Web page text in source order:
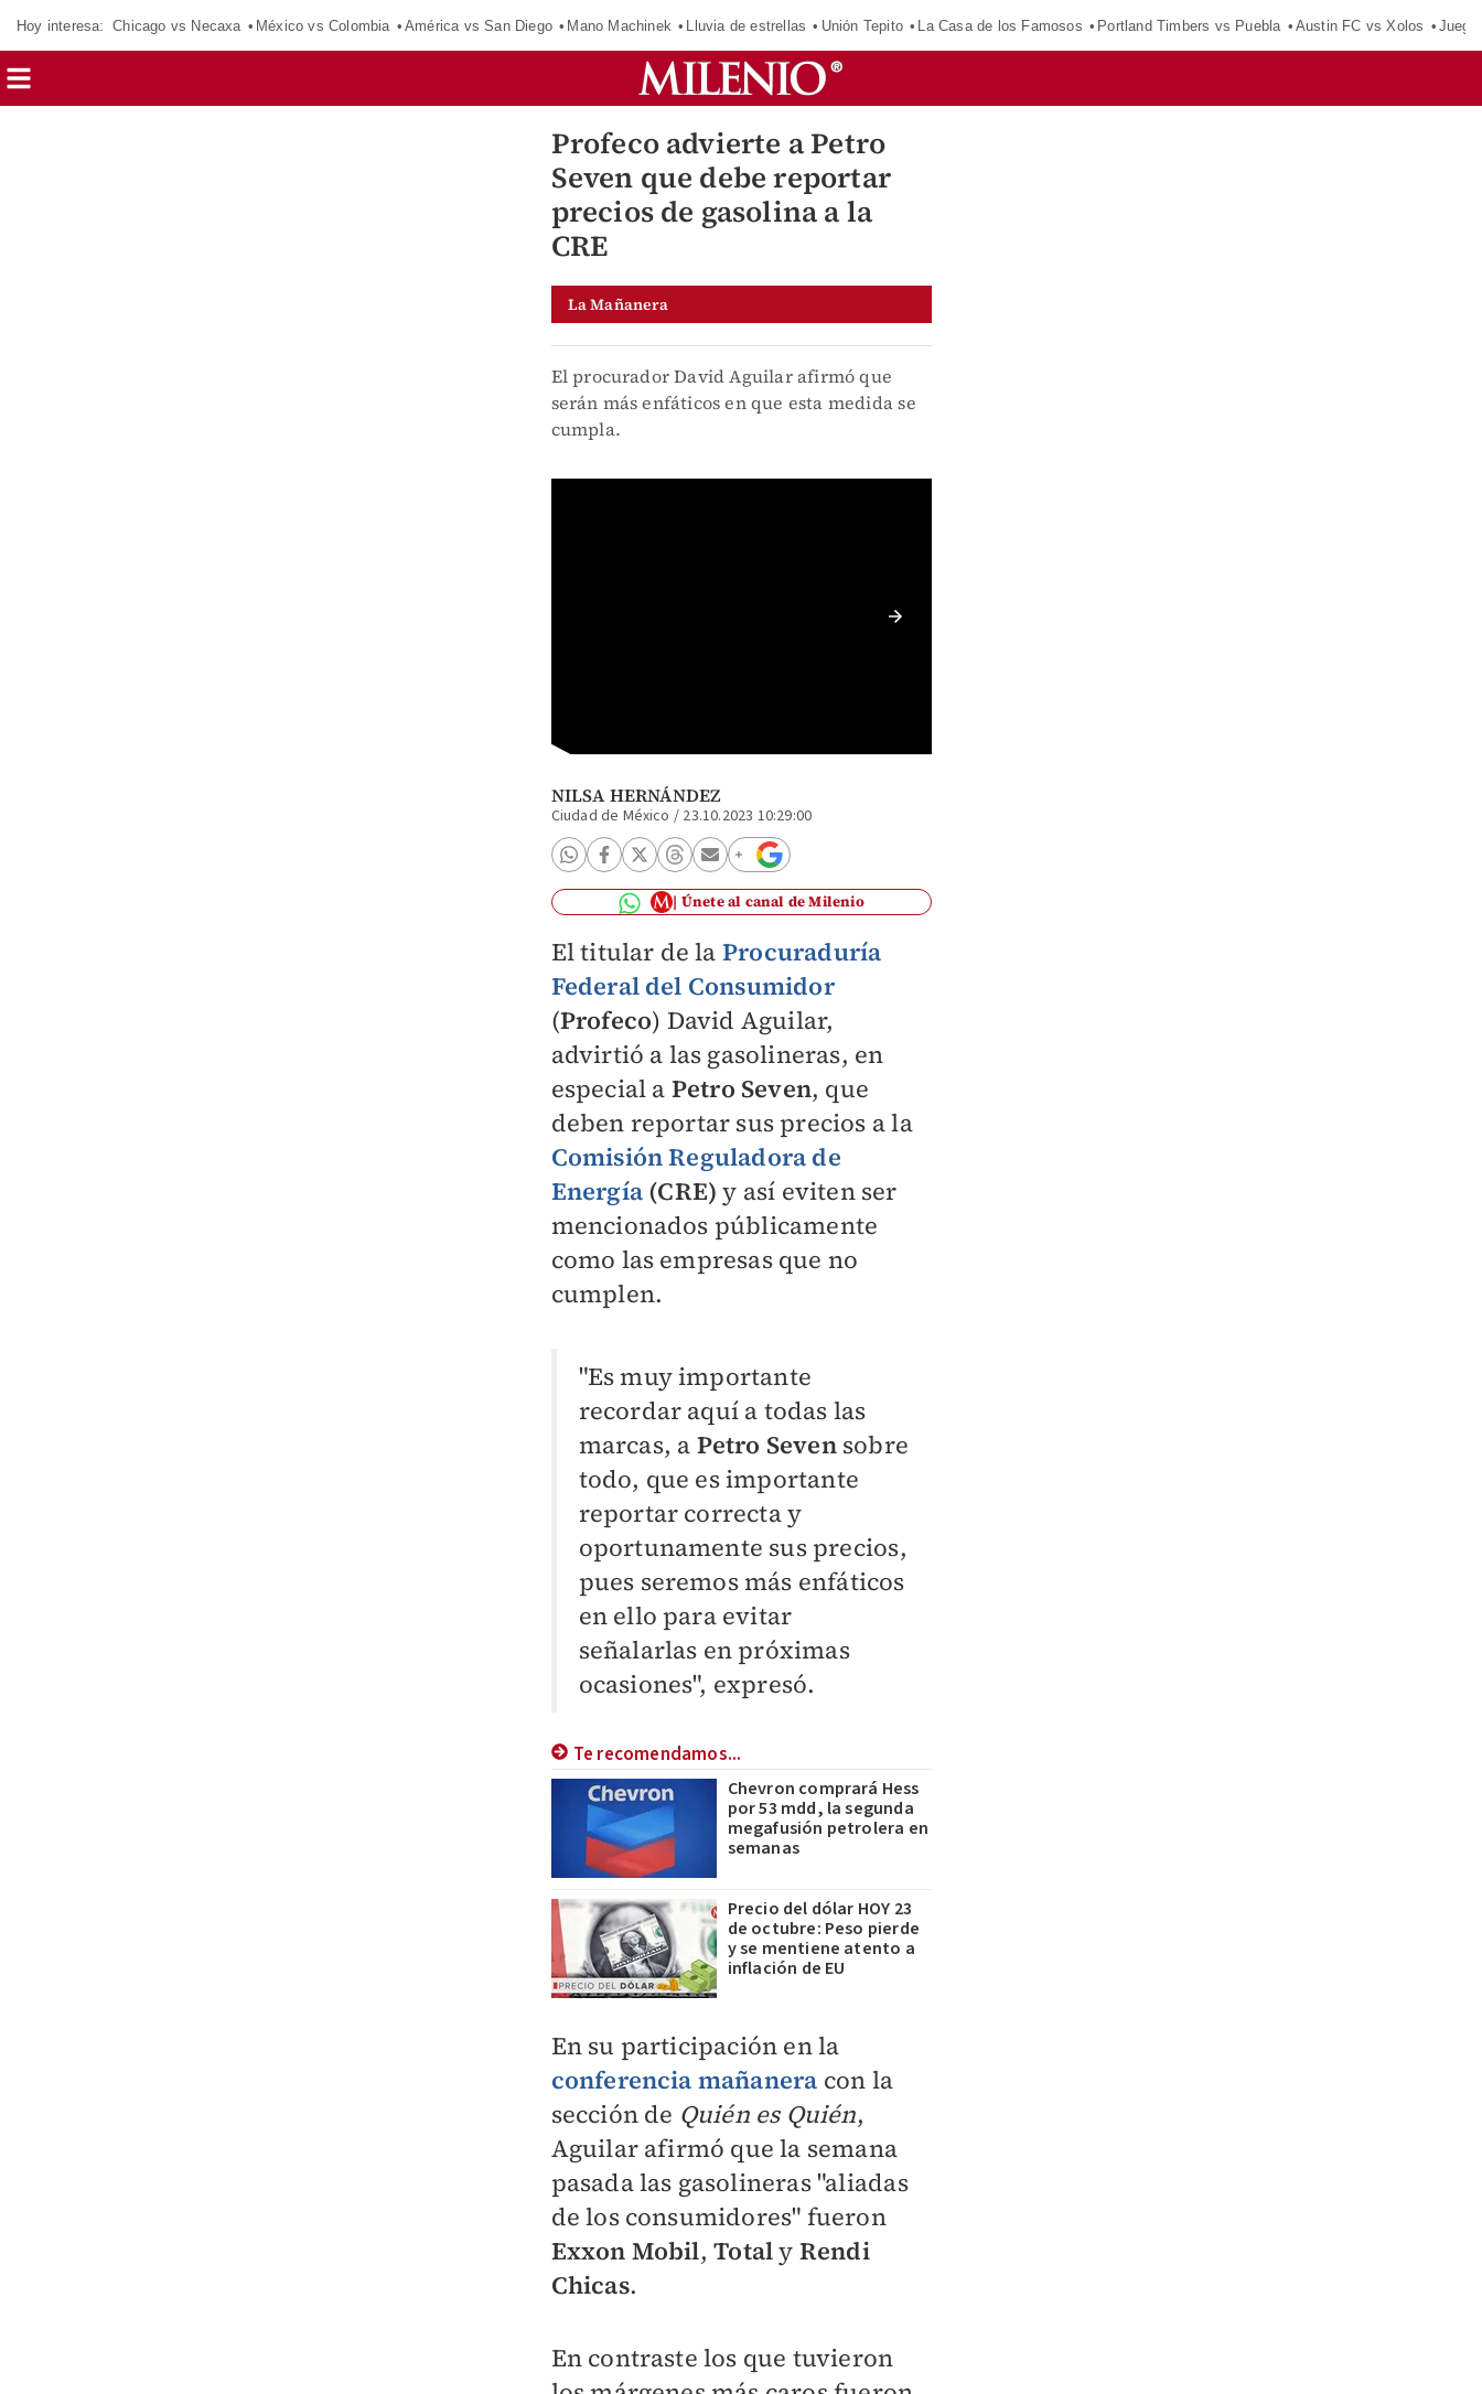
Hoy interesa: Chicago vs Necaxa México vs Colombia América vs San Diego Mano Machinek Lluvia de estrellas Unión Tepito La Casa de los Famosos Portland Timbers vs Puebla Austin FC vs Xolos
Profeco advierte a Petro
Seven que debe reportar
precios de gasolina a la
CRE
La Mañanera
El procurador David Aguilar afirmó que
serán más enfáticos en que esta medida se
cumpla.
NILSA HERNÁNDEZ
Ciudad de México / 23.10.2023 10:29:00
Únete al canal de Milenio
El titular de la Procuraduría
Federal del Consumidor
(Profeco) David Aguilar,
advirtió a las gasolineras, en
especial a Petro Seven, que
deben reportar sus precios a la
Comisión Reguladora de
Energía(CRE) y así eviten ser
mencionados públicamente
como las empresas que no
cumplen.
"Es muy importante
recordar aquí a todas las
marcas, a Petro Sevensobre
todo, que es importante
reportar correcta y
oportunamente sus precios,
pues seremos más enfáticos
en ello para evitar
señalarlas en próximas
ocasiones", expresó.
Te recomendamos...
Chevron comprará Hess
por 53 mdd, la segunda
megafusión petrolera en
semanas
Precio del dólar HOY 23
de octubre: Peso pierde
y se mentiene atento a
inflación de EU
En su participación en la
conferencia mañanera con la
sección de Quién es Quién,
Aguilar afirmó que la semana
pasada las gasolineras "aliadas
de los consumidores" fueron
Exxon Mobil,Totaly Rendi
Chicas.
En contraste los que tuvieron